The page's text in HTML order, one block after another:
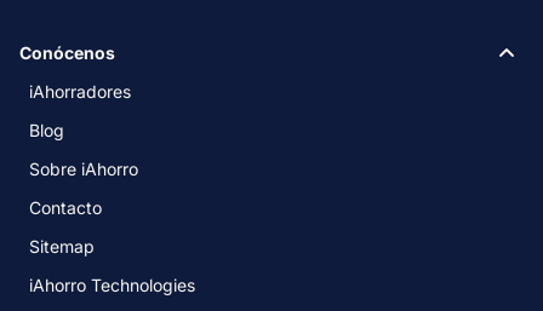
Conócenos
iAhorradores
Blog
Sobre iAhorro
Contacto
Sitemap
iAhorro Technologies